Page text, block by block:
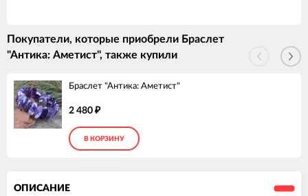
Покупатели, которые приобрели Браслет
"Антика: Аметист", также купили
Браслет "Антика: Аметист"
2 480 ₽
В КОРЗИНУ
ОПИСАНИЕ